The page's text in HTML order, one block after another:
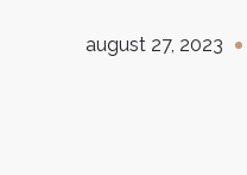
august 27, 2023